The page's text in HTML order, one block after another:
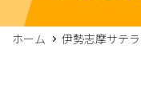
ホーム 伊勢志摩サテ